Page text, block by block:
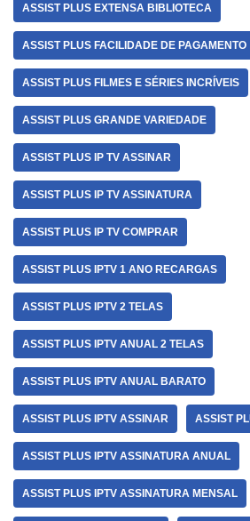
ASSIST PLUS EXTENSA BIBLIOTECA
ASSIST PLUS FACILIDADE DE PAGAMENTO
ASSIST PLUS FILMES E SÉRIES INCRÍVEIS
ASSIST PLUS GRANDE VARIEDADE
ASSIST PLUS IP TV ASSINAR
ASSIST PLUS IP TV ASSINATURA
ASSIST PLUS IP TV COMPRAR
ASSIST PLUS IPTV 1 ANO RECARGAS
ASSIST PLUS IPTV 2 TELAS
ASSIST PLUS IPTV ANUAL 2 TELAS
ASSIST PLUS IPTV ANUAL BARATO
ASSIST PLUS IPTV ASSINAR ASSIST
ASSIST PLUS IPTV ASSINATURA ANUAL
ASSIST PLUS IPTV ASSINATURA MENSAL